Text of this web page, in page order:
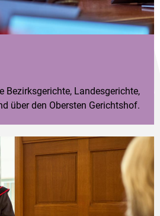
Bezirksgerichte, Landesgerichte,
über den Obersten Gerichtshof.